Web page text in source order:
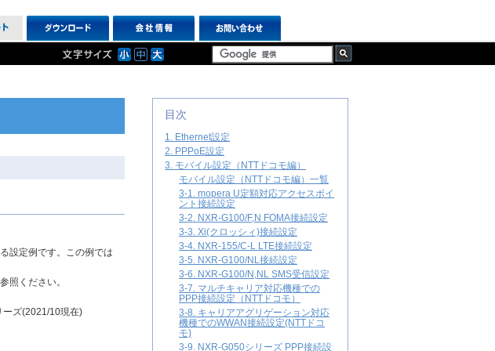
設定例です。この例では
照ください。
ーズ(2021/10現在)
目次
1. Ethernet設定
2. PPPoE設定
3. モバイル設定（NTTドコモ編）
モバイル設定（NTTドコモ編）一覧
3-1. mopera U定額対応アクセスポイ
ント接続設定
3-2. NXR-G100/F,N FOMA接続設定
3-3. Xi(クロッシィ)接続設定
3-4. NXR-155/C-L LTE接続設定
3-5. NXR-G100/NL接続設定
3-6. NXR-G100/N,NL SMS受信設定
3-7. マルチキャリア対応機種での
PPP接続設定（NTTドコモ）
3-8. キャリアアグリゲーション対応
機種でのWWAN接続設定(NTTドコ
モ)
3-9. NXR-G050シリーズ PPP接続設